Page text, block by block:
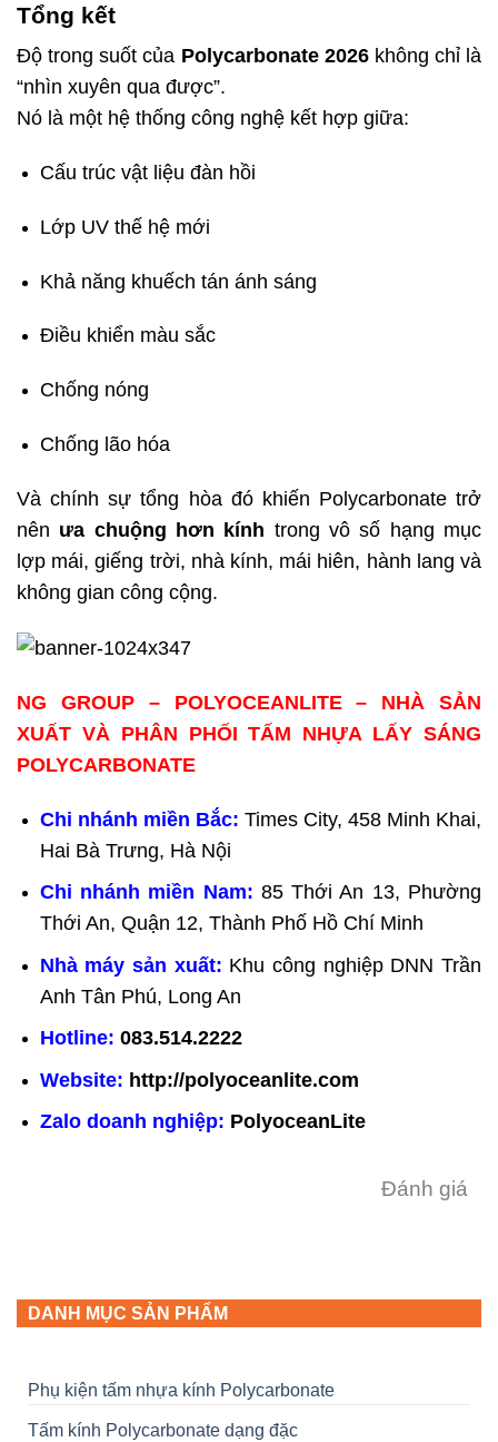
DANH MỤC SẢN PHẨM
Phụ kiện tấm nhựa kính Polycarbonate
Tấm kính Polycarbonate dạng đặc
Tổng kết
Độ trong suốt của Polycarbonate 2026không chỉ là
“nhìn xuyên qua được”.
Nó là một hệ thống công nghệ kết hợp giữa:
Cấu trúc vật liệu đàn hồi
Lớp UV thế hệ mới
Khả năng khuếch tán ánh sáng
Điều khiển màu sắc
Chống nóng
Chống lão hóa
Và chính sự tổng hòa đó khiến Polycarbonate trở
nên ưa chuộng hơn kính trong vô số hạng mục
lợp mái, giếng trời, nhà kính, mái hiên, hành lang và
không gian công cộng.
NG GROUP – POLYOCEANLITE – NHÀ SẢN
XUẤT VÀ PHÂN PHỐI TẤM NHỰA LẤY SÁNG
POLYCARBONATE
Chi nhánh miền Bắc: Times City, 458 Minh Khai,
Hai Bà Trưng, Hà Nội
Chi nhánh miền Nam: 85 Thới An 13, Phường
Thới An, Quận 12, Thành Phố Hồ Chí Minh
Nhà máy sản xuất: Khu công nghiệp DNN Trần
Anh Tân Phú, Long An
Hotline: 083.514.2222
Website: http://polyoceanlite.com
Zalo doanh nghiệp: PolyoceanLite
Đánh giá